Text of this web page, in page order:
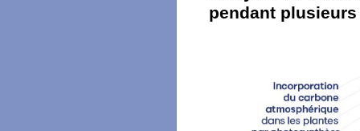
pendant